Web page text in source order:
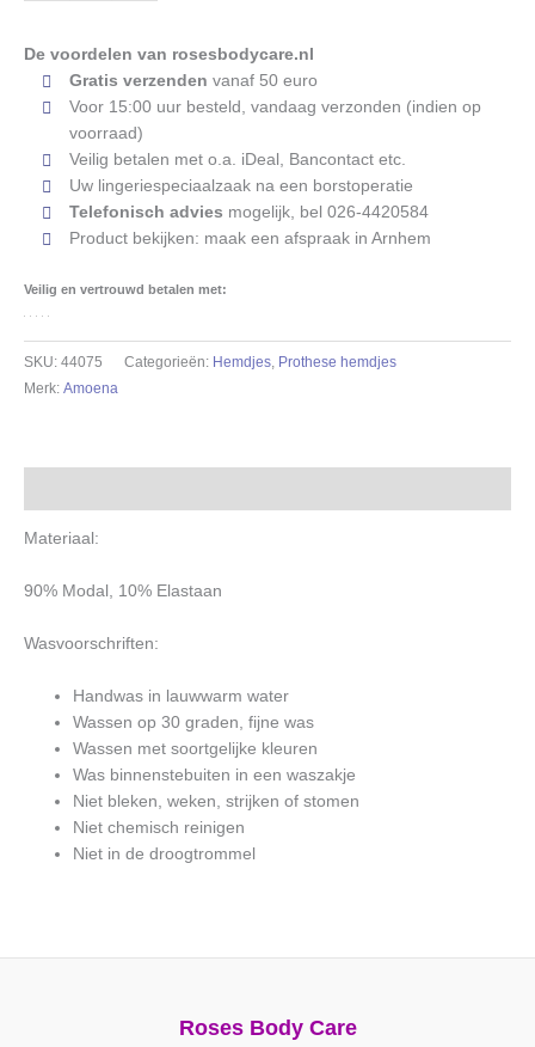
Valletta
44075
Nude
De voordelen van rosesbodycare.nl
Gratis verzenden vanaf 50 euro
Voor 15:00 uur besteld, vandaag verzonden (indien op
voorraad)
Veilig betalen met o.a. iDeal, Bancontact etc.
Uw lingeriespeciaalzaak na een borstoperatie
Telefonisch advies mogelijk, bel 026-4420584
Product bekijken: maak een afspraak in Arnhem
Veilig en vertrouwd betalen met:
SKU: 44075 Categorieën: Hemdjes, Prothese hemdjes
Merk: Amoena
Materiaal:
90% Modal, 10% Elastaan
Wasvoorschriften:
Handwas in lauwwarm water
Wassen op 30 graden, fijne was
Wassen met soortgelijke kleuren
Was binnenstebuiten in een waszakje
Niet bleken, weken, strijken of stomen
Niet chemisch reinigen
Niet in de droogtrommel
Roses Body Care